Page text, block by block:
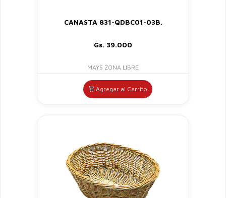
CANASTA 831-QDBC01-03B.
Gs. 39.000
MAYS ZONA LIBRE
Agregar al Carrito